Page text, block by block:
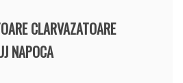
CLARVAZATOARE
NAPOCA